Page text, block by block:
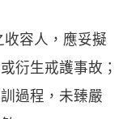
容人，應妥擬
衍生戒護事故；
過程，未臻嚴